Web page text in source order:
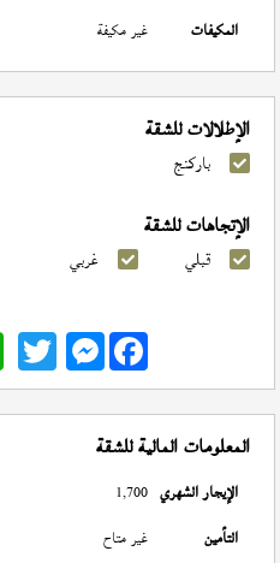
المكيفات
غير مكيفة
الإطلالات للشقة
باركنج
الإتجاهات للشقة
قبلي غربي
Messenger
المعلومات المالية للشقة
الإيجار الشهري 1,700
التأمين
غير متاح